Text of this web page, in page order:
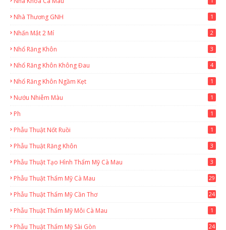
Nhà Thương GNH 1
Nhấn Mắt 2 Mí 2
Nhổ Răng Khôn 3
Nhổ Răng Khôn Không Đau 4
Nhổ Răng Khôn Ngầm Kẹt 1
Nướu Nhiễm Màu 1
Ph 1
Phẫu Thuật Nốt Ruồi 1
Phẫu Thuật Răng Khôn 3
Phẫu Thuật Tạo Hình Thẩm Mỹ Cà Mau 3
Phẫu Thuật Thẩm Mỹ Cà Mau
29
Phẫu Thuật Thẩm Mỹ Cần Thơ
24
Phẫu Thuật Thẩm Mỹ Môi Cà Mau 1
Phẫu Thuật Thẩm Mỹ Sài Gòn 24